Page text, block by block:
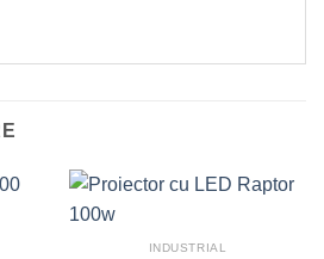
INDUSTRIAL